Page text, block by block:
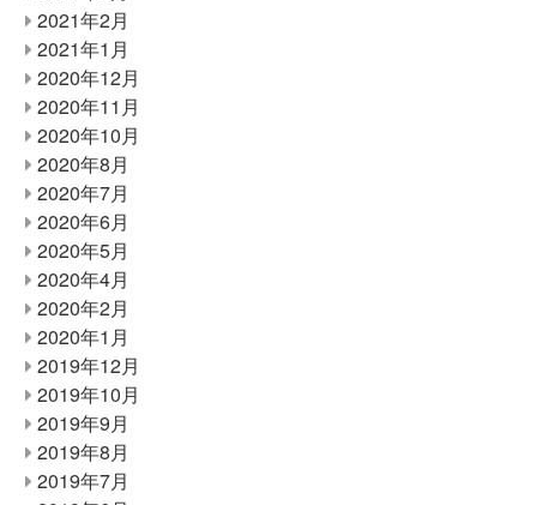
2021年2月
2021年1月
2020年12月
2020年11月
2020年10月
2020年8月
2020年7月
2020年6月
2020年5月
2020年4月
2020年2月
2020年1月
2019年12月
2019年10月
2019年9月
2019年8月
2019年7月